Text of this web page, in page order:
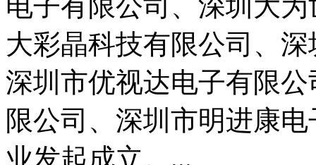
大彩晶科技有限公司、
深圳市优视达电子有限
限公司、深圳市明进康
业发起成立。...